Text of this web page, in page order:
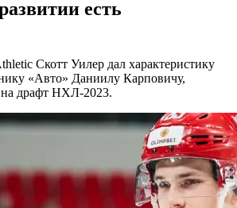
есть
Скотт Уилер дал характеристику
«Авто» Даниилу Карповичу,
на драфт НХЛ-2023.